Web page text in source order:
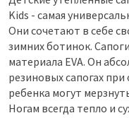
Kids - самая
Они сочетают в себе
зимних ботинок.
материала EVA. Он
резиновых сапогах
ребенка могут
Ногам всегда тепло и